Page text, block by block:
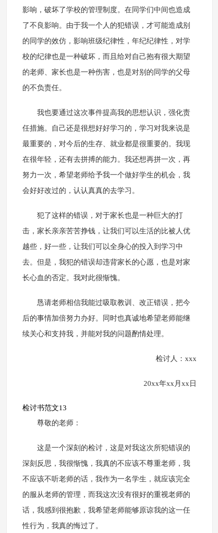
影响，破坏了学校的管理制度。在同学们中间也造成
了不良影响。由于我一个人的犯错误，才可能造成别
的同学的效仿，影响班级纪律性，年纪纪律性，对学
校的纪律也是一种破坏，而且给对自己抱有很大期望
的老师、家长也是一种伤害，也是对别的同学的父母
的不负责任。
我也要通过这次事件提高我的思想认识，强化责
任措施。自己还是很想好好学习的，学习对我来说是
最重要的，对今后的生存、就业都是很重要的。我现
在很年轻，还有去拼搏的能力。我还想再拼一次，再
努力一次，希望老师给予我一个做好学生的机会，我
会好好改过的，认认真真的去学习。
犯了这样的错误，对于家长也是一种巨大的打
击，家长亲亲苦苦挣钱，让我们可以生活的比被人优
越些，好一些，让我们可以全身心的投入到学习中
去。但是，我犯的错误却违背家长的心愿，也是对家
长心血的否定。我对此很惭愧。
恳请老师相信我能过吸取教训、改正错误，把今
后的事情加倍努力办好。同时也真诚地希望老师能继
续关心和支持我，并能对我的问题酌情处理。
检讨人：xxx
20xx年xx月xx日
检讨书范文13
尊敬的老师：
这是一个深刻的检讨，这是对我这次所犯错误的
深刻反思，我很惭愧，我真的不应该不尊重老师，我
不应该不听老师的话，我作为一名学生，就应该完全
的服从老师的管理，而我这次没有很好的重视老师的
话，我感到很抱歉，我希望老师能够原谅我的这一任
性行为，我真的悔过了。